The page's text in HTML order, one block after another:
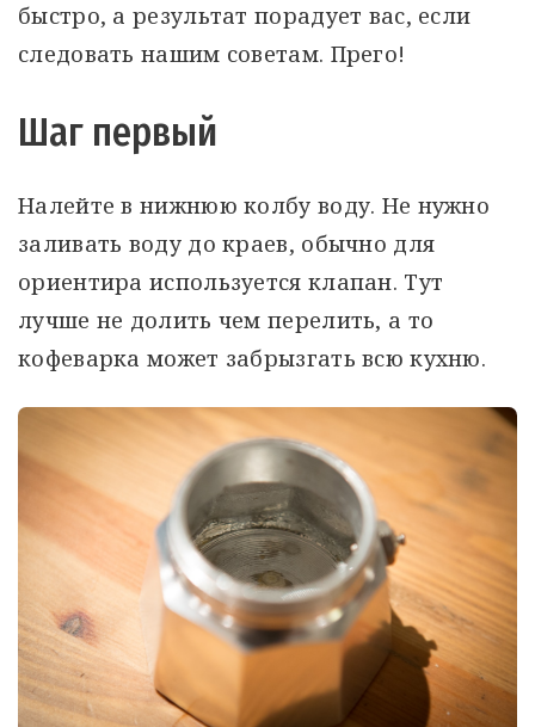
быстро, а результат порадует вас, если
следовать нашим советам. Прего!
Шаг первый
Налейте в нижнюю колбу воду. Не нужно
заливать воду до краев, обычно для
ориентира используется клапан. Тут
лучше не долить чем перелить, а то
кофеварка может забрызгать всю кухню.